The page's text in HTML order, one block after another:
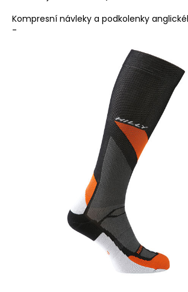
Kompresní návleky a podkolenky
-